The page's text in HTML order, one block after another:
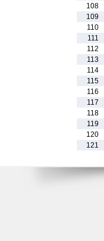
108
109
110
111
112
113
114
115
116
117
118
119
120
121